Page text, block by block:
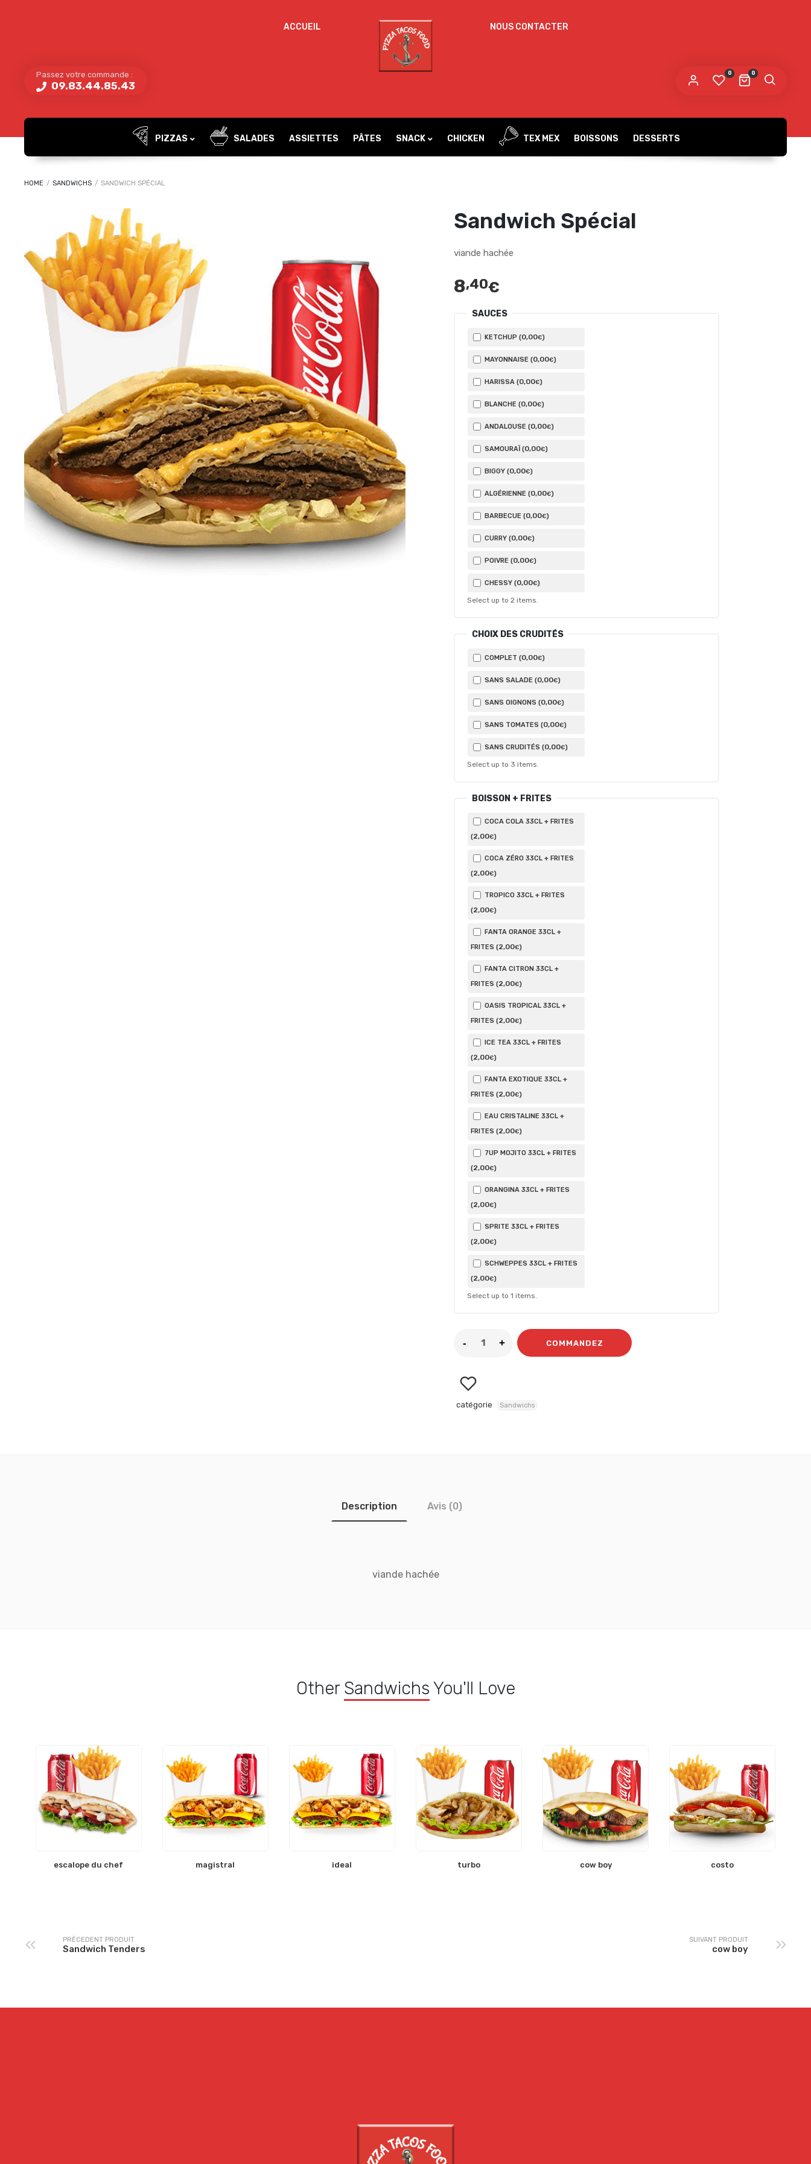
NOUS CONTACTER
ACCUEIL
Passez votre commande :
09.83.44.85.43
0
0
IDENTIFICATION
Vos données personnelles seront utilisées pour vous
PIZZAS SALADES ASSIETTES PÂTES SNACK CHICKEN TEX MEX BOISSONS DESSERTS
HOME / SANDWICHS / SANDWICH SPÉCIAL
Sandwich Spécial
viande hachée
8,40€
SAUCES
KETCHUP (0,00€)
MAYONNAISE (0,00€)
HARISSA (0,00€)
BLANCHE (0,00€)
ANDALOUSE (0,00€)
SAMOURAÏ (0,00€)
BIGGY (0,00€)
ALGÉRIENNE (0,00€)
BARBECUE (0,00€)
CURRY (0,00€)
POIVRE (0,00€)
CHESSY (0,00€)
Select up to 2 items.
CHOIX DES CRUDITÉS
COMPLET (0,00€)
SANS SALADE (0,00€)
SANS OIGNONS (0,00€)
SANS TOMATES (0,00€)
SANS CRUDITÉS (0,00€)
Select up to 3 items.
BOISSON + FRITES
COCA COLA 33CL + FRITES
(2,00€)
COCA ZÉRO 33CL + FRITES
(2,00€)
TROPICO 33CL + FRITES
(2,00€)
FANTA ORANGE 33CL +
FRITES (2,00€)
FANTA CITRON 33CL +
FRITES (2,00€)
OASIS TROPICAL 33CL +
FRITES (2,00€)
ICE TEA 33CL + FRITES
(2,00€)
FANTA EXOTIQUE 33CL +
FRITES (2,00€)
EAU CRISTALINE 33CL +
FRITES (2,00€)
7UP MOJITO 33CL + FRITES
(2,00€)
ORANGINA 33CL + FRITES
(2,00€)
SPRITE 33CL + FRITES
(2,00€)
SCHWEPPES 33CL + FRITES
(2,00€)
Select up to 1 items.
COMMANDEZ
catégorie Sandwichs
Description Avis (0)
viande hachée
Other Sandwichs You'll Love
escalope du chef magistral ideal turbo cow boy costo
PRÉCEDENT PRODUIT
Sandwich Tenders
SUIVANT PRODUIT
cow boy